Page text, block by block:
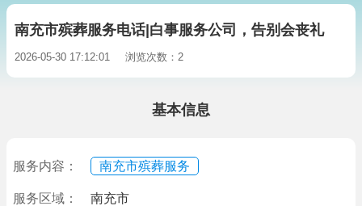
南充市殡葬服务电话|白事服务公司，告别会丧礼
2026-05-30 17:12:01 浏览次数：2
基本信息
服务内容： 南充市殡葬服务
服务区域： 南充市